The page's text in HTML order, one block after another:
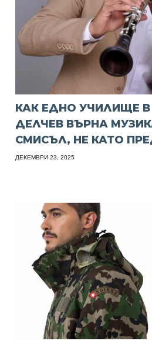
КАК ЕДНО УЧИЛИЩЕ В
ДЕЛЧЕВ ВЪРНА
СМИСЪЛ, НЕ КАТО
ДЕКЕМВРИ 23, 2025